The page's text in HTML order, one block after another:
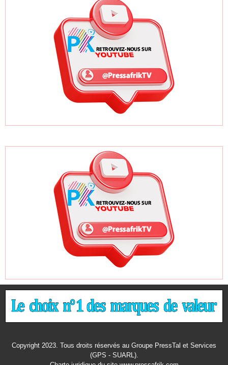
Copyright 2023. Tous droits réservés au Groupe PressTal et Services
(GPS - SUARL).